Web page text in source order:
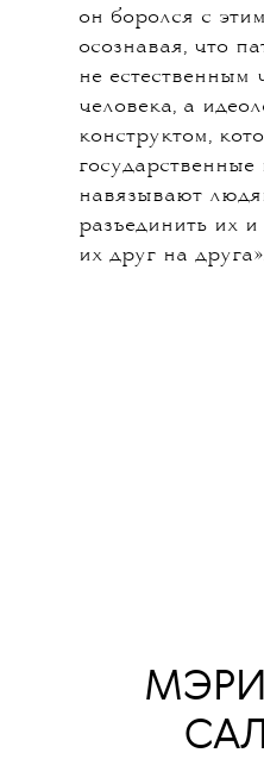
он боролся с
осознавая, что
не естественным
человека, а
конструктом,
государственные
навязывают
разъединить их и
их друг на друга».